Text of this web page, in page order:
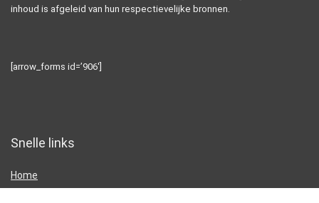
inhoud is afgeleid van hun respectievelijke bronnen.
[arrow_forms id=’906′]
Snelle links
Home